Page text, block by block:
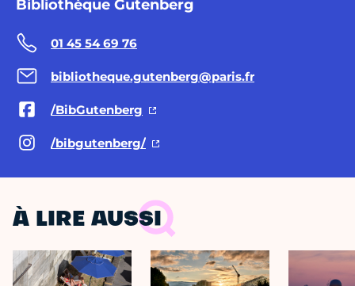
Bibliothèque Gutenberg
01 45 54 69 76
bibliotheque.gutenberg@paris.fr
/BibGutenberg
/bibgutenberg/
À LIRE AUSSI